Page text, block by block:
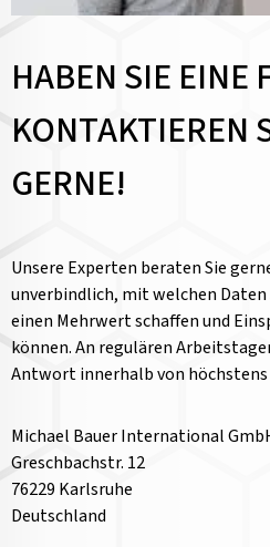
HABEN SIE EINE
KONTAKTIEREN
GERNE!
Unsere Experten beraten Sie
unverbindlich, mit welchen
einen Mehrwert schaffen und
können. An regulären
Antwort innerhalb von höchstens
Michael Bauer International
Greschbachstr. 12
76229 Karlsruhe
Deutschland